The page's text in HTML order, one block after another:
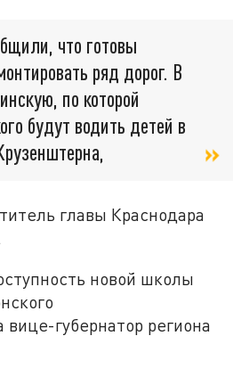
что готовы
ряд дорог. В
по которой
будут водить детей в
главы Краснодара
новой школы
вице-губернатор региона